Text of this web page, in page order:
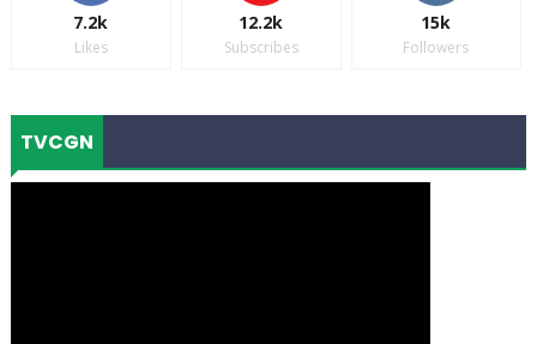
7.2k
Likes
12.2k
Subscribes
15k
Followers
TVCGN